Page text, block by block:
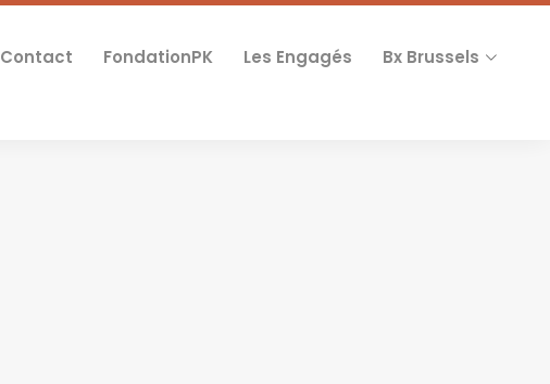
Contact FondationPK Les Engagés Bx Brussels